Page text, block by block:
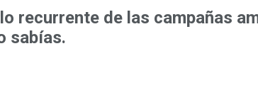
recurrente de las campañas
sabías.